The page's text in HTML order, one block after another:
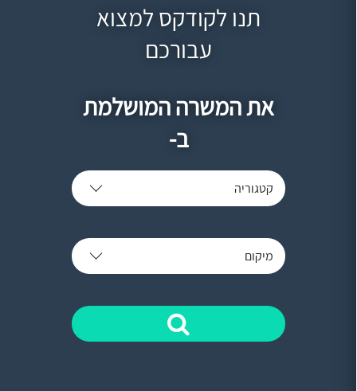
תנו לקודקס למצוא
עבורכם
את המשרה המושלמת
ב-
קטגוריה
מיקום